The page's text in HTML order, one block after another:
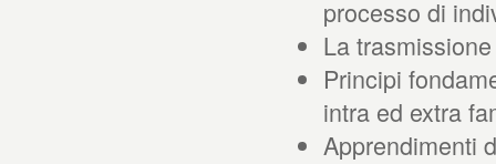
processo di
La
Principi
intra ed extra
Apprendimenti